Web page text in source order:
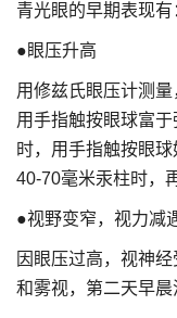
青光眼的早期表现有
●眼压升高
用修兹氏眼压计测
用手指触按眼球富
时，用手指触按眼
40-70毫米汞柱时，
●视野变窄，视力减
因眼压过高，视神
和雾视，第二天早晨